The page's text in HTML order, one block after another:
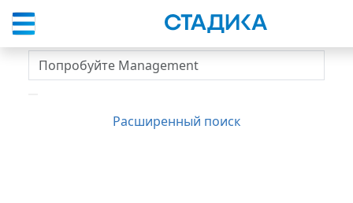
Спросить вуз
Расширенный поиск